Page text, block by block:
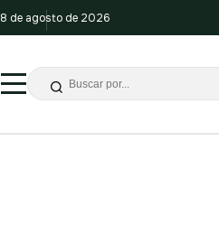
8 de agosto de 2026